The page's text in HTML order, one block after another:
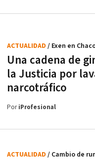
Una cadena de
la Justicia por
narcotráfico
ACTUALIDAD / Exen en
PoriProfesional
ACTUALIDAD / Cambio de